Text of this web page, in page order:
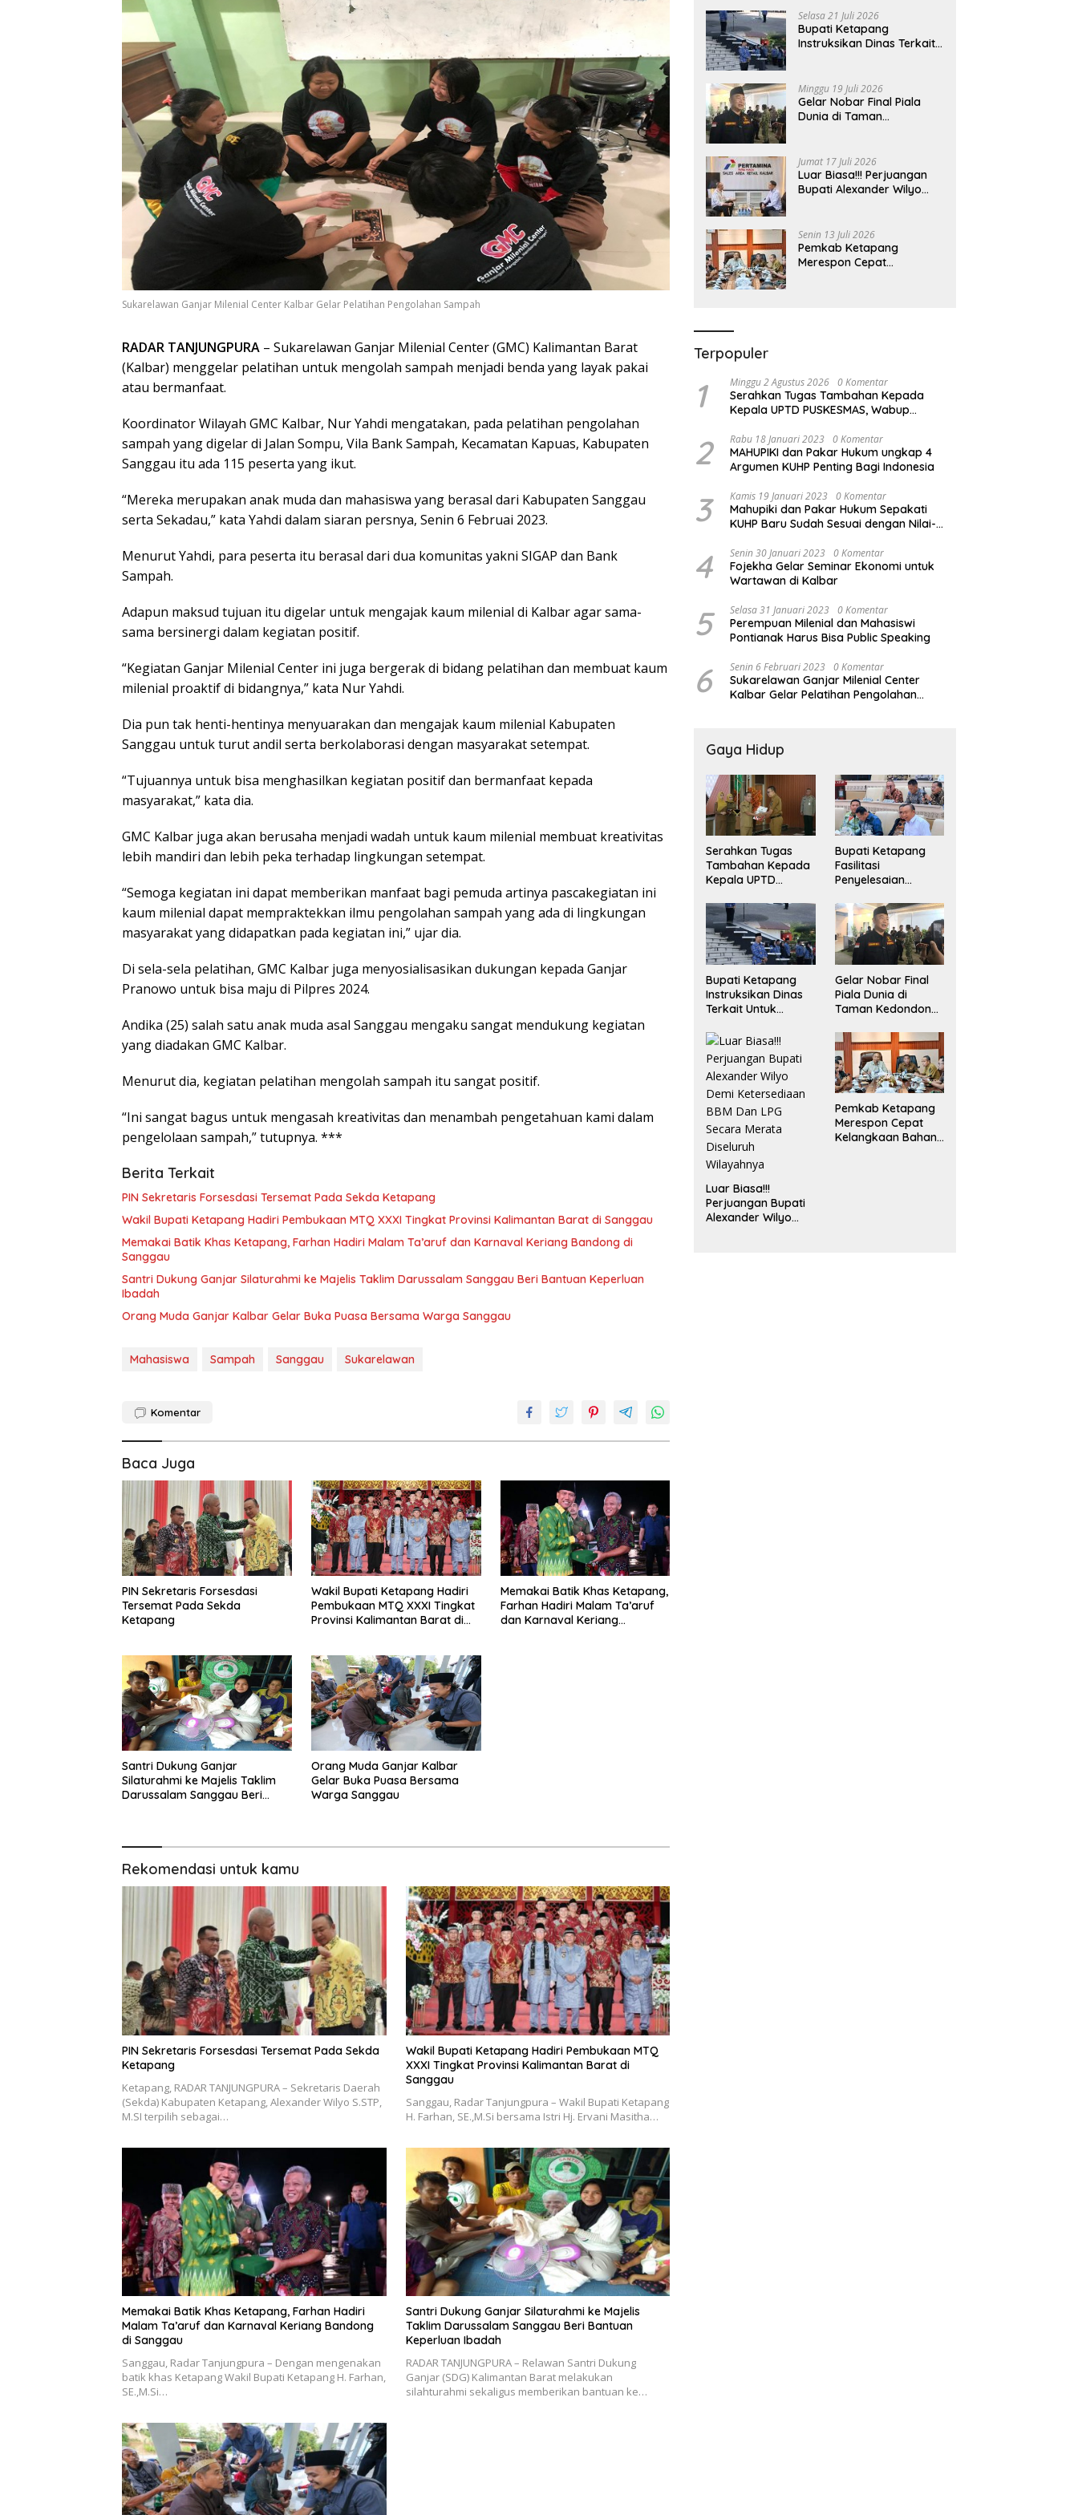
Sukarelawan Ganjar Milenial Center Kalbar Gelar Pelatihan Pengolahan Sampah
RADAR TANJUNGPURA – Sukarelawan Ganjar Milenial Center (GMC) Kalimantan Barat
(Kalbar) menggelar pelatihan untuk mengolah sampah menjadi benda yang layak pakai
atau bermanfaat.
Koordinator Wilayah GMC Kalbar, Nur Yahdi mengatakan, pada pelatihan pengolahan
sampah yang digelar di Jalan Sompu, Vila Bank Sampah, Kecamatan Kapuas, Kabupaten
Sanggau itu ada 115 peserta yang ikut.
“Mereka merupakan anak muda dan mahasiswa yang berasal dari Kabupaten Sanggau
serta Sekadau,” kata Yahdi dalam siaran persnya, Senin 6 Februai 2023.
Menurut Yahdi, para peserta itu berasal dari dua komunitas yakni SIGAP dan Bank
Sampah.
Adapun maksud tujuan itu digelar untuk mengajak kaum milenial di Kalbar agar sama-
sama bersinergi dalam kegiatan positif.
“Kegiatan Ganjar Milenial Center ini juga bergerak di bidang pelatihan dan membuat kaum
milenial proaktif di bidangnya,” kata Nur Yahdi.
Dia pun tak henti-hentinya menyuarakan dan mengajak kaum milenial Kabupaten
Sanggau untuk turut andil serta berkolaborasi dengan masyarakat setempat.
“Tujuannya untuk bisa menghasilkan kegiatan positif dan bermanfaat kepada
masyarakat,” kata dia.
GMC Kalbar juga akan berusaha menjadi wadah untuk kaum milenial membuat kreativitas
lebih mandiri dan lebih peka terhadap lingkungan setempat.
“Semoga kegiatan ini dapat memberikan manfaat bagi pemuda artinya pascakegiatan ini
kaum milenial dapat mempraktekkan ilmu pengolahan sampah yang ada di lingkungan
masyarakat yang didapatkan pada kegiatan ini,” ujar dia.
Di sela-sela pelatihan, GMC Kalbar juga menyosialisasikan dukungan kepada Ganjar
Pranowo untuk bisa maju di Pilpres 2024.
Andika (25) salah satu anak muda asal Sanggau mengaku sangat mendukung kegiatan
yang diadakan GMC Kalbar.
Menurut dia, kegiatan pelatihan mengolah sampah itu sangat positif.
“Ini sangat bagus untuk mengasah kreativitas dan menambah pengetahuan kami dalam
pengelolaan sampah,” tutupnya. ***
Berita Terkait
PIN Sekretaris Forsesdasi Tersemat Pada Sekda Ketapang
Wakil Bupati Ketapang Hadiri Pembukaan MTQ XXXI Tingkat Provinsi Kalimantan Barat di Sanggau
Memakai Batik Khas Ketapang, Farhan Hadiri Malam Ta’aruf dan Karnaval Keriang Bandong di
Sanggau
Santri Dukung Ganjar Silaturahmi ke Majelis Taklim Darussalam Sanggau Beri Bantuan Keperluan
Ibadah
Orang Muda Ganjar Kalbar Gelar Buka Puasa Bersama Warga Sanggau
Mahasiswa Sampah Sanggau Sukarelawan
Komentar
Baca Juga
PIN Sekretaris Forsesdasi
Tersemat Pada Sekda
Ketapang
Wakil Bupati Ketapang Hadiri
Pembukaan MTQ XXXI Tingkat
Provinsi Kalimantan Barat di
Memakai Batik Khas Ketapang,
Farhan Hadiri Malam Ta’aruf
dan Karnaval Keriang
Santri Dukung Ganjar
Silaturahmi ke Majelis Taklim
Darussalam Sanggau Beri
Orang Muda Ganjar Kalbar
Gelar Buka Puasa Bersama
Warga Sanggau
Rekomendasi untuk kamu
PIN Sekretaris Forsesdasi Tersemat Pada Sekda
Ketapang
Ketapang, RADAR TANJUNGPURA – Sekretaris Daerah
(Sekda) Kabupaten Ketapang, Alexander Wilyo S.STP,
M.SI terpilih sebagai…
Wakil Bupati Ketapang Hadiri Pembukaan MTQ
XXXI Tingkat Provinsi Kalimantan Barat di
Sanggau
Sanggau, Radar Tanjungpura – Wakil Bupati Ketapang
H. Farhan, SE.,M.Si bersama Istri Hj. Ervani Masitha…
Memakai Batik Khas Ketapang, Farhan Hadiri
Malam Ta’aruf dan Karnaval Keriang Bandong
di Sanggau
Sanggau, Radar Tanjungpura – Dengan mengenakan
batik khas Ketapang Wakil Bupati Ketapang H. Farhan,
SE.,M.Si…
Santri Dukung Ganjar Silaturahmi ke Majelis
Taklim Darussalam Sanggau Beri Bantuan
Keperluan Ibadah
RADAR TANJUNGPURA – Relawan Santri Dukung
Ganjar (SDG) Kalimantan Barat melakukan
silahturahmi sekaligus memberikan bantuan ke…
Bersama Komisi II DPR RI
Selasa 21 Juli 2026
Bupati Ketapang
Instruksikan Dinas Terkait
Terkait Persoalan
BBM/LPG Subsidi
Minggu 19 Juli 2026
Gelar Nobar Final Piala
Dunia di Taman
Argentina Juara!
Jumat 17 Juli 2026
Luar Biasa!!! Perjuangan
Bupati Alexander Wilyo
Diseluruh Wilayahnya
Senin 13 Juli 2026
Pemkab Ketapang
Merespon Cepat
Terpopuler
1 Minggu 2 Agustus 2026 0 Komentar
Serahkan Tugas Tambahan Kepada
Kepala UPTD PUSKESMAS, Wabup
Semakin Baik
2 Rabu 18 Januari 2023 0 Komentar
MAHUPIKI dan Pakar Hukum ungkap 4
Argumen KUHP Penting Bagi Indonesia
3 Kamis 19 Januari 2023 0 Komentar
Mahupiki dan Pakar Hukum Sepakati
KUHP Baru Sudah Sesuai dengan Nilai-
4 Senin 30 Januari 2023 0 Komentar
Fojekha Gelar Seminar Ekonomi untuk
Wartawan di Kalbar
5 Selasa 31 Januari 2023 0 Komentar
Perempuan Milenial dan Mahasiswi
Pontianak Harus Bisa Public Speaking
6 Senin 6 Februari 2023 0 Komentar
Sukarelawan Ganjar Milenial Center
Kalbar Gelar Pelatihan Pengolahan
Gaya Hidup
Serahkan Tugas
Tambahan Kepada
Kepala UPTD
Tekankan
Pelayanan
Kesehatan Harus
Semakin Baik
Bupati Ketapang
Fasilitasi
Penyelesaian
masyarakat Teluk
Bayur dalam RDP
Bersama Komisi II
DPR RI
Bupati Ketapang
Instruksikan Dinas
Terkait Untuk
Pengawasan Dan
Sidak Terkait
Persoalan BBM/LPG
Subsidi
Gelar Nobar Final
Piala Dunia di
Taman Kedondong,
Wilyo Jagokan
Argentina Juara!
Luar Biasa!!!
Perjuangan Bupati
Alexander Wilyo
Pemkab Ketapang
Merespon Cepat
Kelangkaan Bahan